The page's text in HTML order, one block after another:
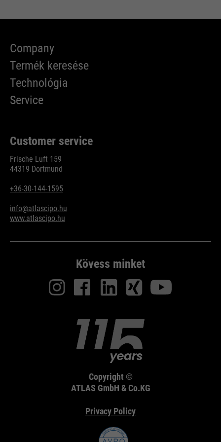
Company
Termék keresése
Technológia
Service
Customer service
Frische Luft 159
44319 Dortmund
+36-30-144-1595
info@atlascipo.hu
www.atlascipo.hu
Kövess minket
Copyright ©
ATLAS GmbH & Co.KG
Privacy Policy